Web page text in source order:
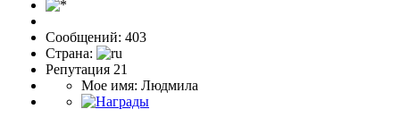
Сообщений: 403
Страна:
Репутация 21
Мое имя: Людмила